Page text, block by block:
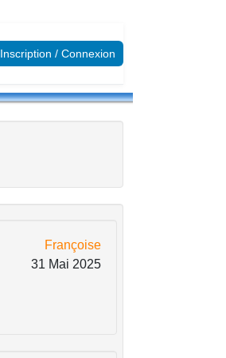
Inscription / Connexion
Françoise
31 Mai 2025